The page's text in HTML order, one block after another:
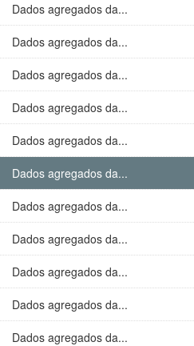
Dados agregados da...
Dados agregados da...
Dados agregados da...
Dados agregados da...
Dados agregados da...
Dados agregados da...
Dados agregados da...
Dados agregados da...
Dados agregados da...
Dados agregados da...
Dados agregados da...